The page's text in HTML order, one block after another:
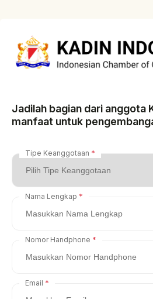
Jadilah bagian dari anggota
manfaat untuk
Tipe Keanggotaan
Nama Lengkap
Nomor Handphone
Email